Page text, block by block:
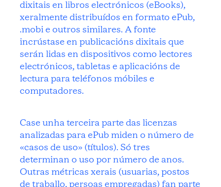
dixitais en libros electrónicos (eBooks),
xeralmente distribuídos en formato ePub,
.mobi e outros similares. A fonte
incrústase en publicacións dixitais que
serán lidas en dispositivos como lectores
electrónicos, tabletas e aplicacións de
lectura para teléfonos móbiles e
computadores.
Case unha terceira parte das licenzas
analizadas para ePub miden o número de
«casos de uso» (títulos). Só tres
determinan o uso por número de anos.
Outras métricas xerais (usuarias, postos
de traballo, persoas empregadas) fan parte